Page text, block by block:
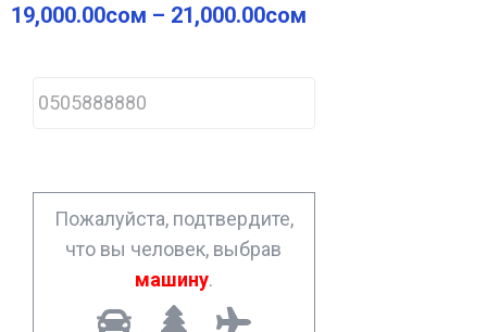
19,000.00сом – 21,000.00сом
h
o
*
Пожалуйста, подтвердите,
что вы человек, выбрав
машину.